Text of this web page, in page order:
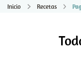
Inicio Recetas